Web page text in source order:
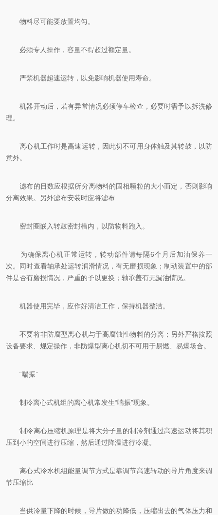
物料尽可能要放置均匀。
必须专人操作，容量不得超过额定量。
严禁机器超速运转，以免影响机器使用寿命。
机器开动后，若有异常情况必须停车检查，必要时需予以拆洗修
理。
离心机工作时是高速运转，因此切不可用身体触及其转鼓，以防
意外。
滤布的目数应根据所分离物料的固相颗粒的大小而定，否则影响
分离效果。另外滤布安装时应将滤布
密封圈嵌入转鼓密封槽内，以防物料跑入。
为确保离心机正常运转，转动部件请每隔6个月后加油保养一
次。同时查看轴承处运转润滑情况，有无磨损现象；制动装置中的部
件是否有磨损情况，严重的予以更换；轴承盖有无漏油情况。
机器使用完毕，应作好清洁工作，保持机器整洁。
不要将非防腐型离心机与于高腐蚀性物料的分离；另外严格按照
设备要求、规定操作，非防爆型离心机切不可用于易燃、易爆场合。
“喘振”
制冷离心式机组的离心机常发生“喘振”现象。
制冷离心压缩机原理是将大分子量的制冷剂通过高速运动将其积
压到小的空间进行压缩，然后通过降温进行冷凝。
离心式冷水机组能量调节方式是靠调节高速转动的导片角度来调
节压缩比
当供冷量下降的时候，导片做的功降低，压缩出去的气体压力和